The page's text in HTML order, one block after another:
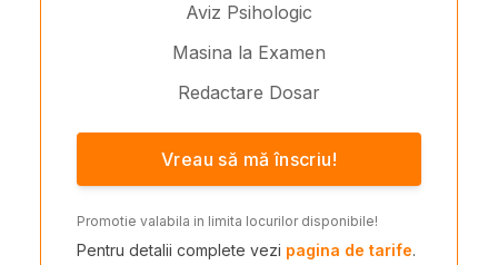
Aviz Psihologic
Masina la Examen
Redactare Dosar
Vreau să mă înscriu!
Promotie valabila in limita locurilor disponibile!
Pentru detalii complete vezi pagina de tarife.